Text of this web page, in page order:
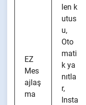
EZ
Mes
ajlaş
ma
len k
utus
u,
Oto
mati
k ya
nıtla
r,
Insta